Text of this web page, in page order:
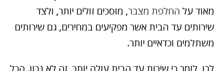
מאוד על החלפת מצבר, מוסכים זולים יותר, ולצד
שירותים עד הבית אשר מפקיעים במחירים, גם שירותים
משתלמים וכדאיים יותר.
לכן, לומר כי שירות עד הבית עולה יותר, זה לא נכון. הכל